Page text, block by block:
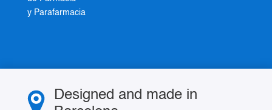
y Parafarmacia
Designed and made in